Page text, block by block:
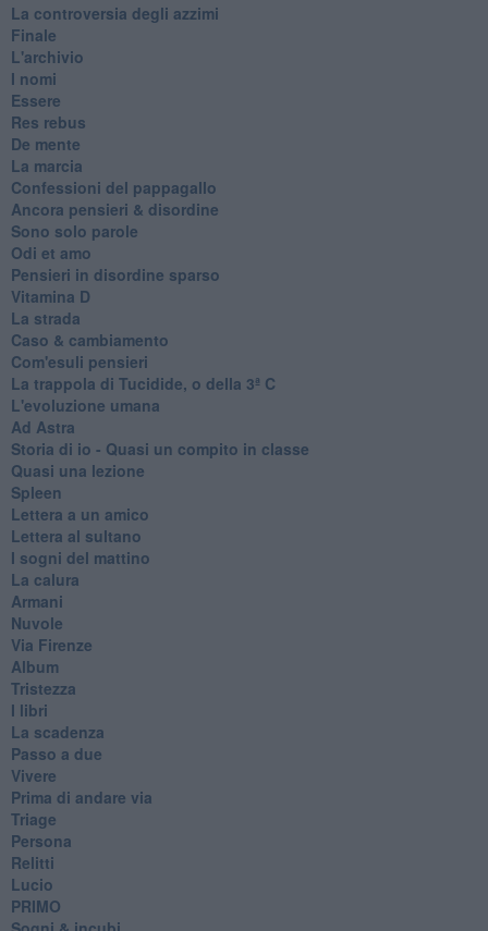
La controversia degli azzimi
Finale
L'archivio
I nomi
Essere
Res rebus
De mente
La marcia
Confessioni del pappagallo
Ancora pensieri & disordine
Sono solo parole
Odi et amo
Pensieri in disordine sparso
Vitamina D
La strada
Caso & cambiamento
Com'esuli pensieri
La trappola di Tucidide, o della 3ª C
L'evoluzione umana
Ad Astra
Storia di io - Quasi un compito in classe
Quasi una lezione
Spleen
Lettera a un amico
Lettera al sultano
I sogni del mattino
La calura
Armani
Nuvole
Via Firenze
Album
Tristezza
I libri
La scadenza
Passo a due
Vivere
Prima di andare via
Triage
Persona
Relitti
Lucio
PRIMO